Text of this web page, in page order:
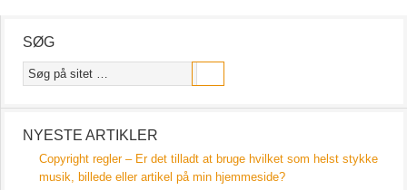
SØG
NYESTE ARTIKLER
Copyright regler – Er det tilladt at bruge hvilket som helst stykke
musik, billede eller artikel på min hjemmeside?